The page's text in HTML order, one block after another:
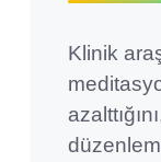
Klinik